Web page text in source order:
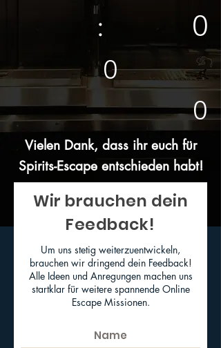
: 0
0
0
Vielen Dank, dass ihr euch für
Spirits-Escape entschieden habt!
Wir brauchen dein
Feedback!
Um uns stetig weiterzuentwickeln,
brauchen wir dringend dein Feedback!
Alle Ideen und Anregungen machen uns
startklar für weitere spannende Online
Escape Missionen.